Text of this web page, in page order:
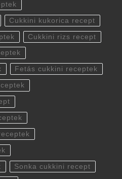
Cukkini kukorica recept
Cukkini rizs recept
Fetás cukkini receptek
Sonka cukkini recept